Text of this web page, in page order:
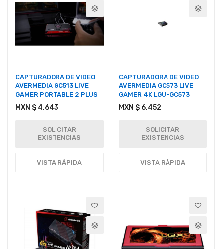
CAPTURADORA DE VIDEO
AVERMEDIA GC513 LIVE
GAMER PORTABLE 2 PLUS
MXN $ 4,643
SOLICITAR
EXISTENCIAS
VISTA RÁPIDA
CAPTURADORA DE VIDEO
AVERMEDIA GC573 LIVE
GAMER 4K LGU-GC573
MXN $ 6,452
SOLICITAR
EXISTENCIAS
VISTA RÁPIDA